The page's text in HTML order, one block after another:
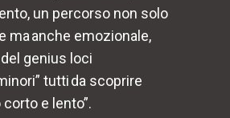
un percorso non solo
ma anche emozionale,
genius loci
tutti da scoprire
e lento”.